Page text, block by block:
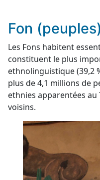
Fon (peuples)
Les Fons habitent
constituent le plus
ethnolinguistique (39,2
plus de 4,1 millions de
ethnies apparentées
voisins.